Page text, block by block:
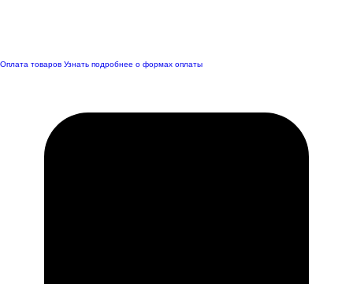
Оплата товаров Узнать подробнее о формах оплаты